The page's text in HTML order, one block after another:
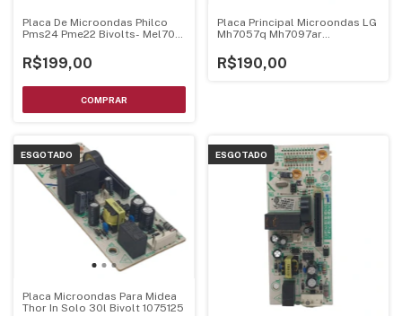
Placa De Microondas Philco
Pms24 Pme22 Bivolts- Mel705
R$199,00
Placa Principal Microondas LG
Mh7057q Mh7097ar
R$190,00
ESGOTADO
Placa Microondas Para Midea
Thor In Solo 30l Bivolt 1075125
ESGOTADO